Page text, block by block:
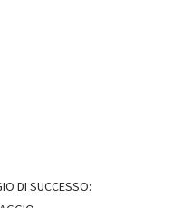
DI SUCCESSO: